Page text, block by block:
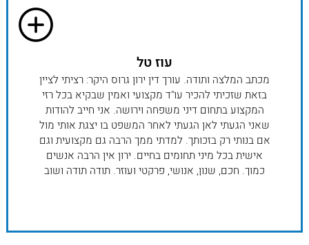
עוז טל
מכתב המלצה ותודה. עורך דין ירון גרוס היקר: רציתי לציין
בזאת שזכיתי להכיר עו"ד מקצועי ואמין שבקיא בכל רזי
המקצוע בתחום דיני משפחה וירושה. אני חייב להודות
שאני הגעתי לאן הגעתי לאחר המשפט בו יצגת אותי מול
אם בנותי רק בזכותך. למדתי ממך הרבה גם מקצועית וגם
אישית בכל מיני תחומים בחיים. ירון אין הרבה אנשים
כמוך. חכם, שנון, אנושי, פרקטי ועוזר. תודה תודה ושוב